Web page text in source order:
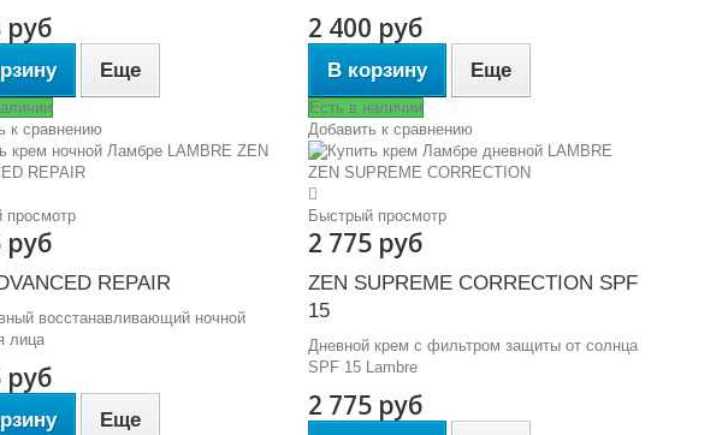
руб
Еще
к сравнению
2 400 руб
В корзину Еще
Есть в наличии
Добавить к сравнению
просмотр
руб
REPAIR
восстанавливающий ночной
лица
руб
Еще
Быстрый просмотр
2 775 руб
ZEN SUPREME CORRECTION SPF
15
Дневной крем с фильтром защиты от солнца
SPF 15 Lambre
2 775 руб